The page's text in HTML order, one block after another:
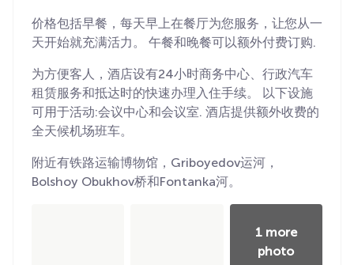
价格包括早餐，每天早上在餐厅为您服务，让您从一
天开始就充满活力。 午餐和晚餐可以额外付费订购.
为方便客人，酒店设有24小时商务中心、行政汽车
租赁服务和抵达时的快速办理入住手续。 以下设施
可用于活动:会议中心和会议室. 酒店提供额外收费的
全天候机场班车。
附近有铁路运输博物馆，Griboyedov运河，
Bolshoy Obukhov桥和Fontanka河。
1 more
photo